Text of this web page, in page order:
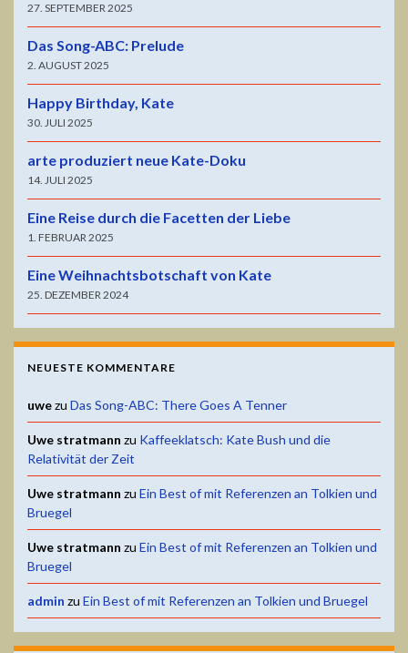
27. SEPTEMBER 2025
Das Song-ABC: Prelude
2. AUGUST 2025
Happy Birthday, Kate
30. JULI 2025
arte produziert neue Kate-Doku
14. JULI 2025
Eine Reise durch die Facetten der Liebe
1. FEBRUAR 2025
Eine Weihnachtsbotschaft von Kate
25. DEZEMBER 2024
NEUESTE KOMMENTARE
uwezu Das Song-ABC: There Goes A Tenner
Uwe stratmann zu Kaffeeklatsch: Kate Bush und die
Relativität der Zeit
Uwe stratmann zu Ein Best of mit Referenzen an Tolkien und
Bruegel
Uwe stratmann zu Ein Best of mit Referenzen an Tolkien und
Bruegel
admin zu Ein Best of mit Referenzen an Tolkien und Bruegel